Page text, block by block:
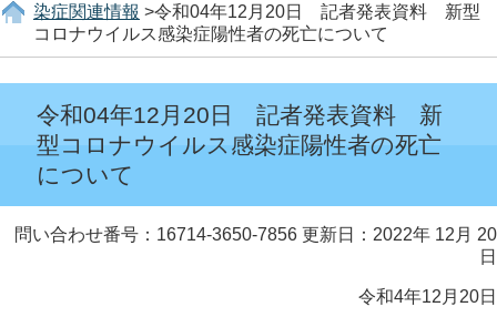
染症関連情報 >令和04年12月20日 記者発表資料 新型
コロナウイルス感染症陽性者の死亡について
令和04年12月20日 記者発表資料 新
型コロナウイルス感染症陽性者の死亡
について
問い合わせ番号：16714-3650-7856 更新日：2022年 12月 20
日
令和4年12月20日